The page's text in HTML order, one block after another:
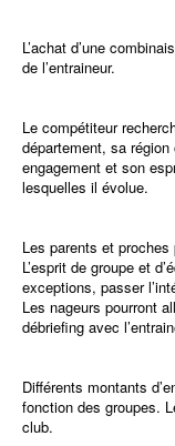
L’achat d’une
de l’entraineur.
Le compétiteur
département, sa
engagement et son
lesquelles il évolue.
Les parents et
L’esprit de groupe et
exceptions, passer
Les nageurs pourront
débriefing avec
Différents montants
fonction des groupes.
club.